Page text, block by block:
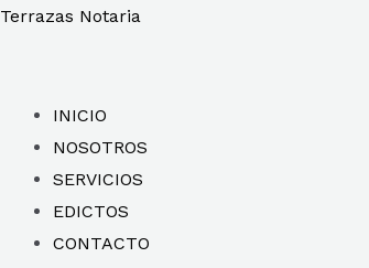
Ir
Terrazas Notaria
INICIO
NOSOTROS
SERVICIOS
EDICTOS
CONTACTO